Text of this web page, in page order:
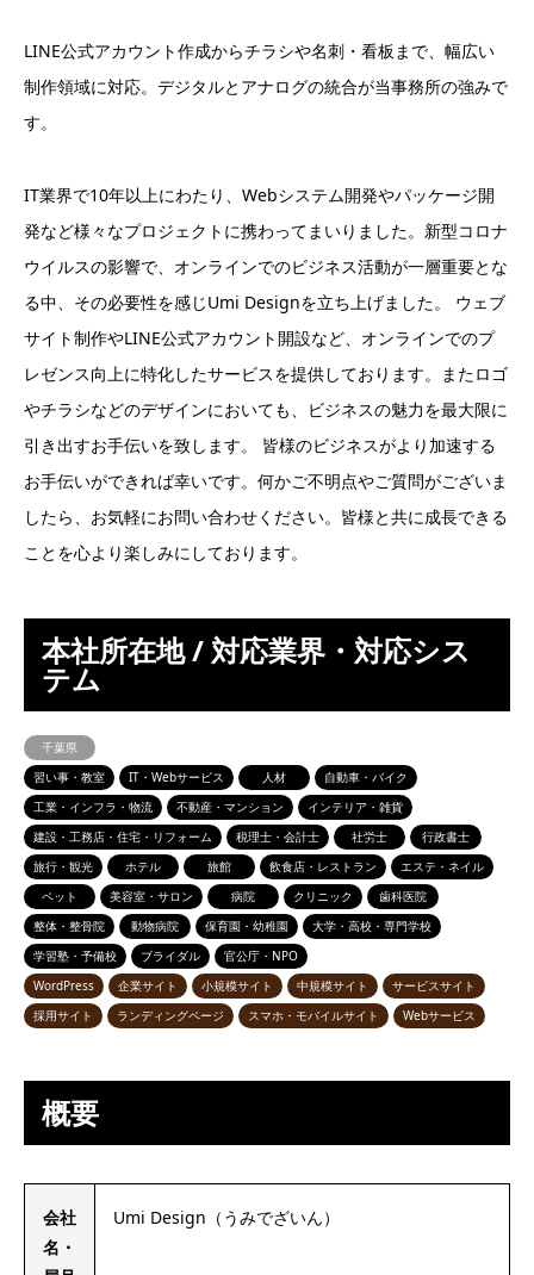
LINE公式アカウント作成からチラシや名刺・看板まで、幅広い
制作領域に対応。デジタルとアナログの統合が当事務所の強みで
す。
IT業界で10年以上にわたり、Webシステム開発やパッケージ開
発など様々なプロジェクトに携わってまいりました。新型コロナ
ウイルスの影響で、オンラインでのビジネス活動が一層重要とな
る中、その必要性を感じUmi Designを立ち上げました。 ウェブ
サイト制作やLINE公式アカウント開設など、オンラインでのプ
レゼンス向上に特化したサービスを提供しております。またロゴ
やチラシなどのデザインにおいても、ビジネスの魅力を最大限に
引き出すお手伝いを致します。 皆様のビジネスがより加速する
お手伝いができれば幸いです。何かご不明点やご質問がございま
したら、お気軽にお問い合わせください。皆様と共に成長できる
ことを心より楽しみにしております。
本社所在地 / 対応業界・対応シス
テム
千葉県
習い事・教室
IT・Webサービス 人材
自動車・バイク
工業・インフラ・物流
不動産・マンション
インテリア・雑貨
建設・工務店・住宅・リフォーム
税理士・会計士 社労士
行政書士
旅行・観光
ホテル 旅館 飲食店・レストラン
エステ・ネイル
ペット
美容室・サロン 病院 クリニック
歯科医院
整体・整骨院
動物病院 保育園・幼稚園
大学・高校・専門学校
学習塾・予備校
ブライダル
官公庁・NPO
WordPress
企業サイト 小規模サイト 中規模サイト
サービスサイト
採用サイト
ランディングページ スマホ・モバイルサイト Webサービス
概要
会社
名・
Umi Design（うみでざいん）